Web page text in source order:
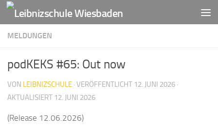
Zum Inhalt springen
MELDUNGEN
podKEKS #65: Out now
VON LEIBNIZSCHULE · VERÖFFENTLICHT 12. JUNI 2026 ·
AKTUALISIERT 12. JUNI 2026
(Release 12.06.2026)